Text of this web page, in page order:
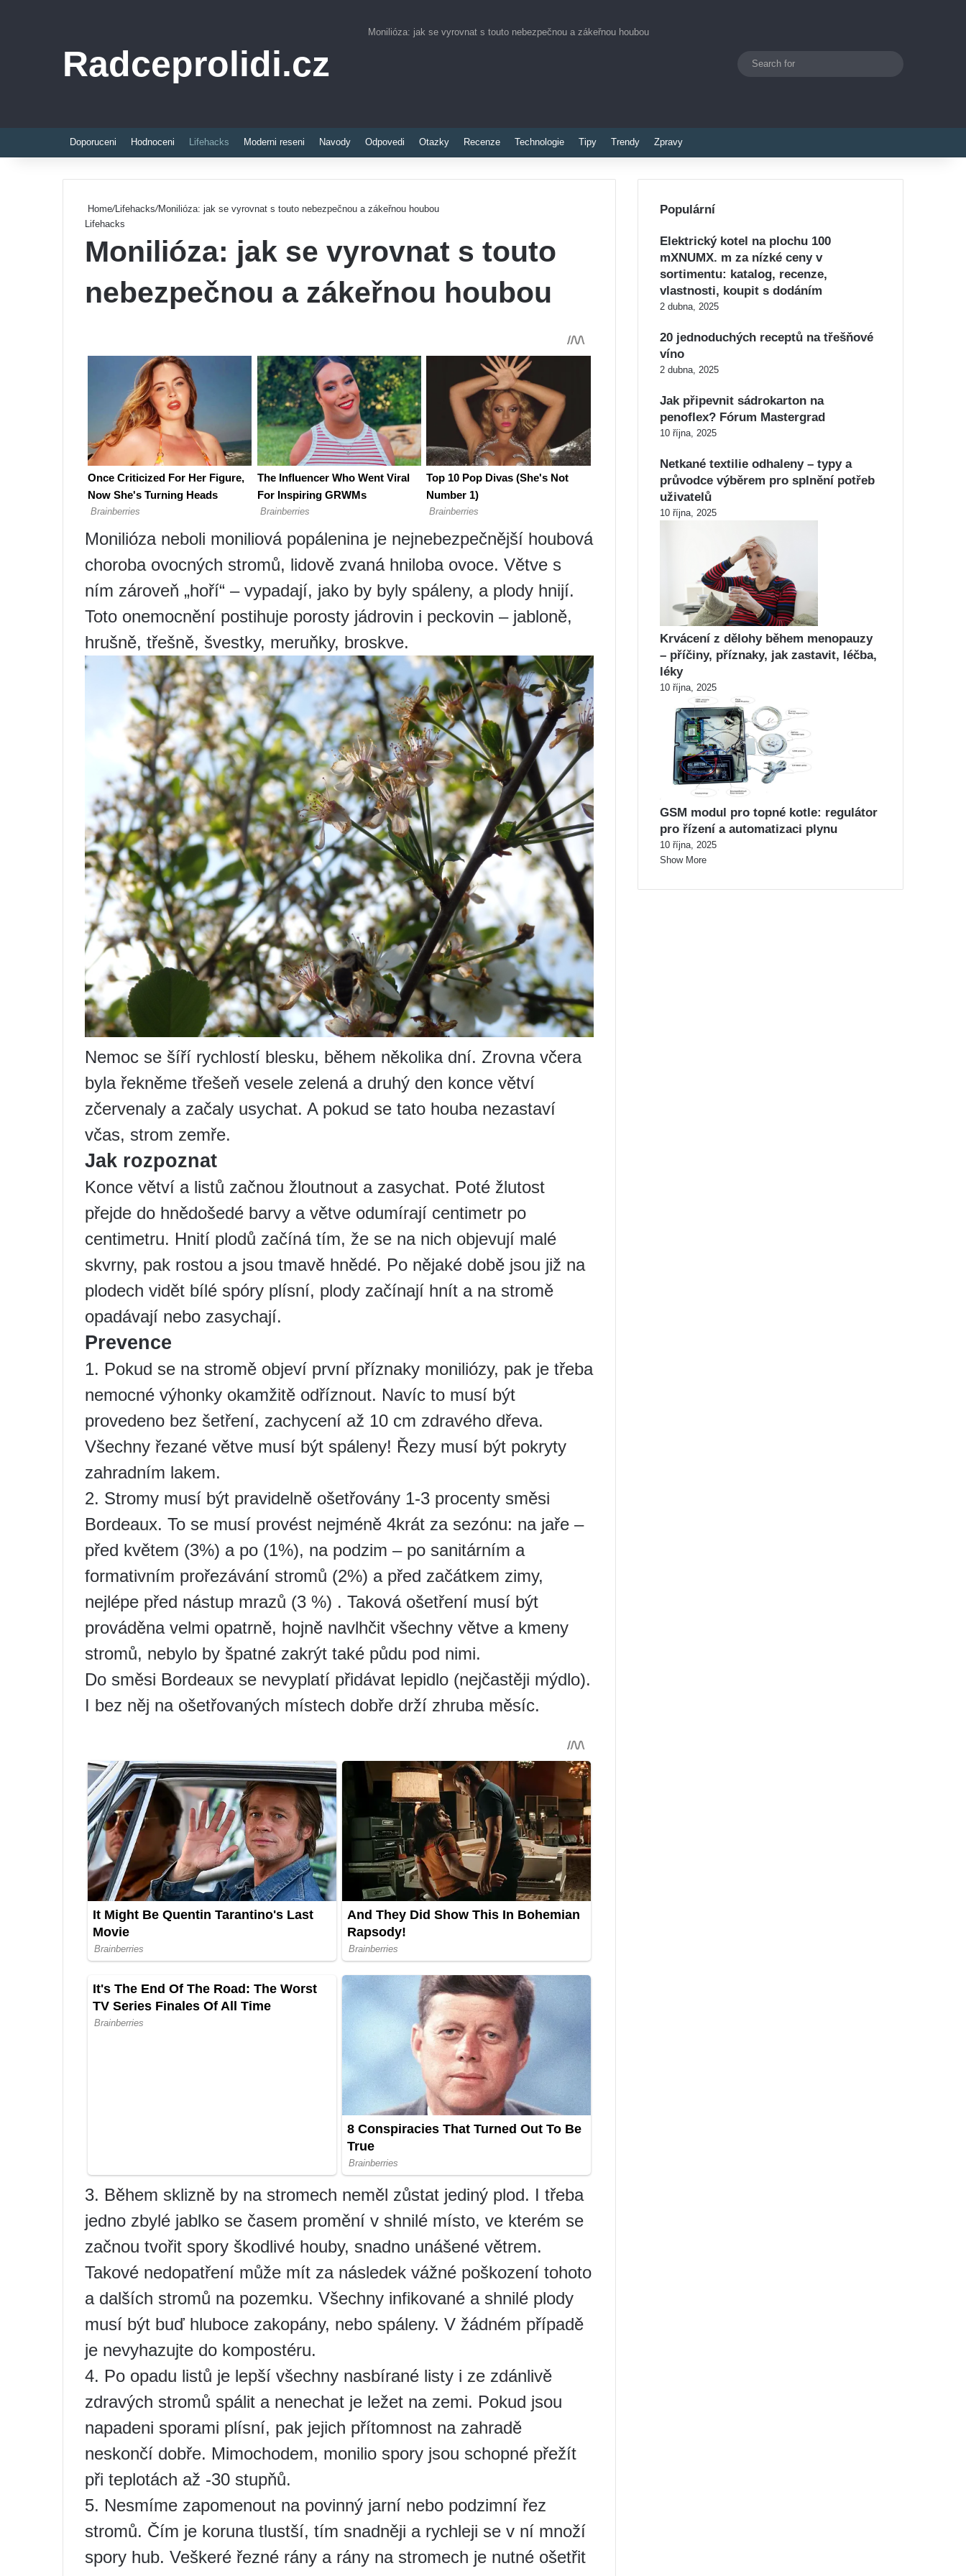
Radceprolidi.cz
Monilióza: jak se vyrovnat s touto nebezpečnou a zákeřnou houbou
Switch skin
Doporuceni Hodnoceni Lifehacks Moderni reseni Navody Odpovedi Otazky Recenze Technologie Tipy Trendy Zpravy
Home/Lifehacks/Monilióza: jak se vyrovnat s touto nebezpečnou a zákeřnou houbou
Lifehacks
Monilióza: jak se vyrovnat s touto
nebezpečnou a zákeřnou houbou
Monilióza neboli moniliová popálenina je nejnebezpečnější houbová
choroba ovocných stromů, lidově zvaná hniloba ovoce. Větve s
ním zároveň „hoří“ – vypadají, jako by byly spáleny, a plody hnijí.
Toto onemocnění postihuje porosty jádrovin i peckovin – jabloně,
hrušně, třešně, švestky, meruňky, broskve.
Nemoc se šíří rychlostí blesku, během několika dní. Zrovna včera
byla řekněme třešeň vesele zelená a druhý den konce větví
zčervenaly a začaly usychat. A pokud se tato houba nezastaví
včas, strom zemře.
Jak rozpoznat
Konce větví a listů začnou žloutnout a zasychat. Poté žlutost
přejde do hnědošedé barvy a větve odumírají centimetr po
centimetru. Hnití plodů začíná tím, že se na nich objevují malé
skvrny, pak rostou a jsou tmavě hnědé. Po nějaké době jsou již na
plodech vidět bílé spóry plísní, plody začínají hnít a na stromě
opadávají nebo zasychají.
Prevence
1. Pokud se na stromě objeví první příznaky moniliózy, pak je třeba
nemocné výhonky okamžitě odříznout. Navíc to musí být
provedeno bez šetření, zachycení až 10 cm zdravého dřeva.
Všechny řezané větve musí být spáleny! Řezy musí být pokryty
zahradním lakem.
2. Stromy musí být pravidelně ošetřovány 1-3 procenty směsi
Bordeaux. To se musí provést nejméně 4krát za sezónu: na jaře –
před květem (3%) a po (1%), na podzim – po sanitárním a
formativním prořezávání stromů (2%) a před začátkem zimy,
nejlépe před nástup mrazů (3 %) . Taková ošetření musí být
prováděna velmi opatrně, hojně navlhčit všechny větve a kmeny
stromů, nebylo by špatné zakrýt také půdu pod nimi.
Do směsi Bordeaux se nevyplatí přidávat lepidlo (nejčastěji mýdlo).
I bez něj na ošetřovaných místech dobře drží zhruba měsíc.
3. Během sklizně by na stromech neměl zůstat jediný plod. I třeba
jedno zbylé jablko se časem promění v shnilé místo, ve kterém se
začnou tvořit spory škodlivé houby, snadno unášené větrem.
Takové nedopatření může mít za následek vážné poškození tohoto
a dalších stromů na pozemku. Všechny infikované a shnilé plody
musí být buď hluboce zakopány, nebo spáleny. V žádném případě
je nevyhazujte do kompostéru.
4. Po opadu listů je lepší všechny nasbírané listy i ze zdánlivě
zdravých stromů spálit a nenechat je ležet na zemi. Pokud jsou
napadeni sporami plísní, pak jejich přítomnost na zahradě
neskončí dobře. Mimochodem, monilio spory jsou schopné přežít
při teplotách až -30 stupňů.
5. Nesmíme zapomenout na povinný jarní nebo podzimní řez
stromů. Čím je koruna tlustší, tím snadněji a rychleji se v ní množí
spory hub. Veškeré řezné rány a rány na stromech je nutné ošetřit
Populární
Elektrický kotel na plochu 100
mXNUMX. m za nízké ceny v
sortimentu: katalog, recenze,
vlastnosti, koupit s dodáním
2 dubna, 2025
20 jednoduchých receptů na třešňové
víno
2 dubna, 2025
Jak připevnit sádrokarton na
penoflex? Fórum Mastergrad
10 října, 2025
Netkané textilie odhaleny – typy a
průvodce výběrem pro splnění potřeb
uživatelů
10 října, 2025
Krvácení z dělohy během menopauzy
– příčiny, příznaky, jak zastavit, léčba,
léky
10 října, 2025
GSM modul pro topné kotle: regulátor
pro řízení a automatizaci plynu
10 října, 2025
Show More